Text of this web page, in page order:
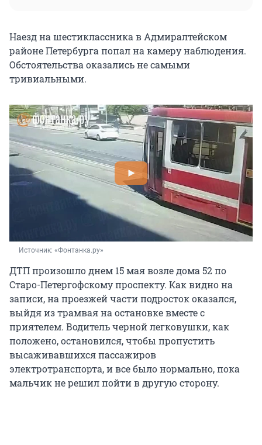
Наезд на шестиклассника в Адмиралтейском
районе Петербурга попал на камеру наблюдения.
Обстоятельства оказались не самыми
тривиальными.
Источник: «Фонтанка.ру»
ДТП произошло днем 15 мая возле дома 52 по
Старо-Петергофскому проспекту. Как видно на
записи, на проезжей части подросток оказался,
выйдя из трамвая на остановке вместе с
приятелем. Водитель черной легковушки, как
положено, остановился, чтобы пропустить
высаживавшихся пассажиров
электротранспорта, и все было нормально, пока
мальчик не решил пойти в другую сторону.